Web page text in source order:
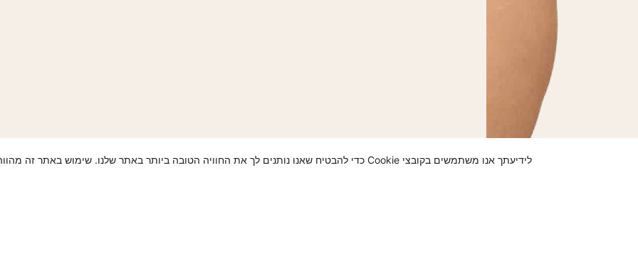
כאן יופיעו כוכביות משפטיות
לידיעתך אנו משתמשים בקובצי Cookie כדי להבטיח שאנו נותנים לך את החוויה הטובה ביותר באתר שלנו. שימוש באתר זה מהווה את הסכמתך לתנאי זה.